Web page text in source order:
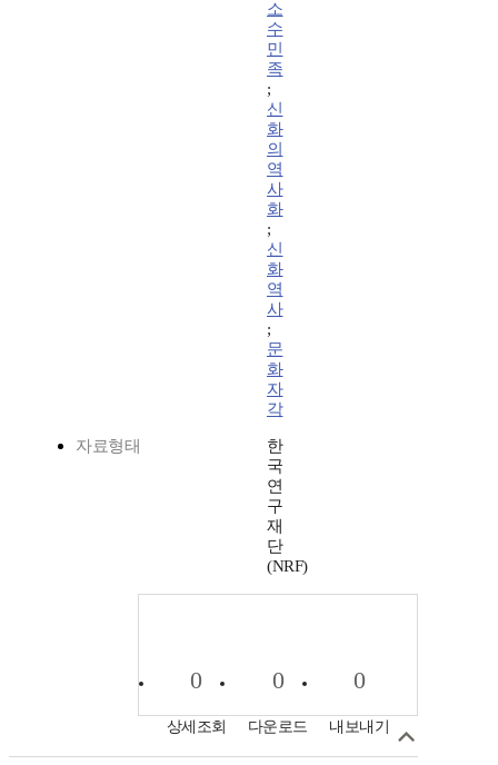
소
수
민
족
;
신
화
의
역
사
화
;
신
화
역
사
;
문
화
자
각
자료형태
한
국
연
구
재
단
(NRF)
0
상세조회
0
다운로드
0
내보내기